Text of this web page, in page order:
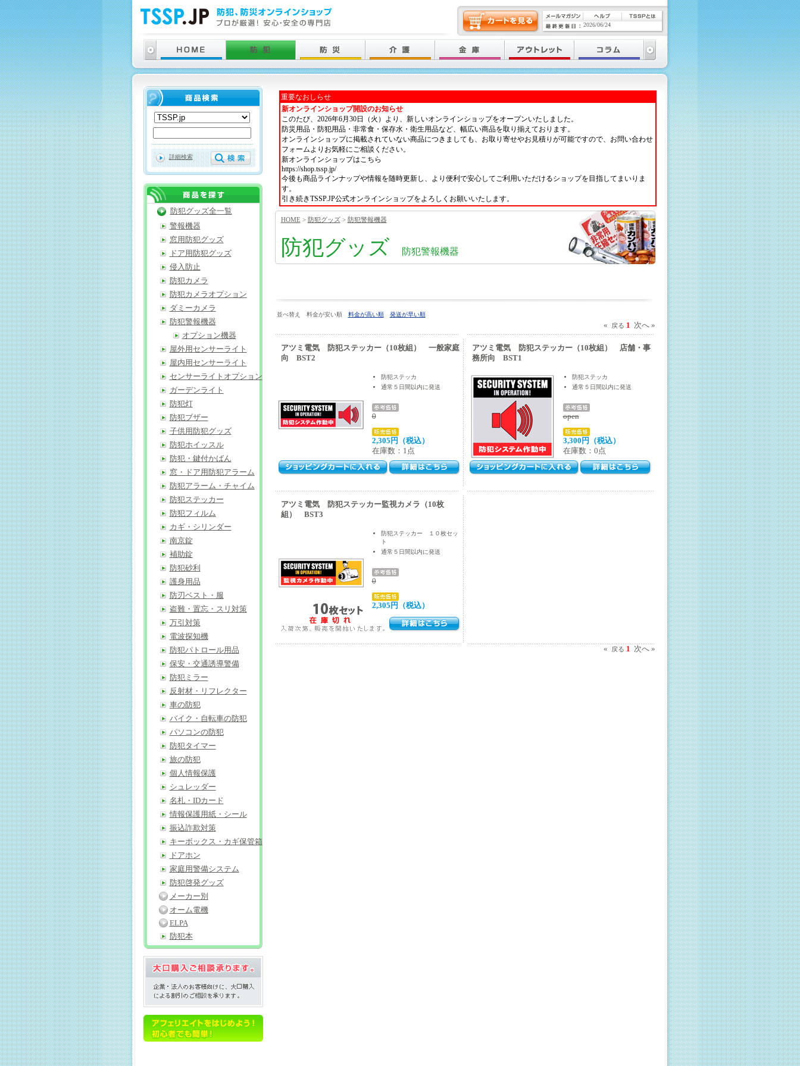
重要なおしらせ
新オンラインショップ開設のお知らせ
このたび、2026年6月30日（火）より、新しいオンラインショップをオープンいたしました。
防災用品・防犯用品・非常食・保存水・衛生用品など、幅広い商品を取り揃えております。
オンラインショップに掲載されていない商品につきましても、お取り寄せやお見積りが可能ですので、お問い合わせ
フォームよりお気軽にご相談ください。
新オンラインショップはこちら
https://shop.tssp.jp/
今後も商品ラインナップや情報を随時更新し、より便利で安心してご利用いただけるショップを目指してまいりま
す。
引き続きTSSP.JP公式オンラインショップをよろしくお願いいたします。
HOME > 防犯グッズ> 防犯警報機器
防犯グッズ 防犯警報機器
並べ替え 料金が安い順 料金が高い順 発送が早い順
« 戻る 1 次へ »
アツミ電気 防犯ステッカー（10枚組） 一般家庭
向 BST2
防犯ステッカ
通常５日間以内に発送
0
2,305円（税込）
在庫数：1点
アツミ電気 防犯ステッカー（10枚組） 店舗・事
務所向 BST1
防犯ステッカ
通常５日間以内に発送
open
3,300円（税込）
在庫数：0点
アツミ電気 防犯ステッカー監視カメラ（10枚
組） BST3
防犯ステッカー １０枚セッ
ト
通常５日間以内に発送
0
2,305円（税込）
« 戻る 1 次へ »
詳細検索
防犯グッズ全一覧
警報機器
窓用防犯グッズ
ドア用防犯グッズ
侵入防止
防犯カメラ
防犯カメラオプション
ダミーカメラ
防犯警報機器
オプション機器
屋外用センサーライト
屋内用センサーライト
センサーライトオプション
ガーデンライト
防犯灯
防犯ブザー
子供用防犯グッズ
防犯ホイッスル
防犯・鍵付かばん
窓・ドア用防犯アラーム
防犯アラーム・チャイム
防犯ステッカー
防犯フィルム
カギ・シリンダー
南京錠
補助錠
防犯砂利
護身用品
防刃ベスト・服
盗難・置忘・スリ対策
万引対策
電波探知機
防犯パトロール用品
保安・交通誘導警備
防犯ミラー
反射材・リフレクター
車の防犯
バイク・自転車の防犯
パソコンの防犯
防犯タイマー
旅の防犯
個人情報保護
シュレッダー
名札・IDカード
情報保護用紙・シール
振込詐欺対策
キーボックス・カギ保管箱
ドアホン
家庭用警備システム
防犯啓発グッズ
メーカー別
オーム電機
ELPA
防犯本
2026/06/24